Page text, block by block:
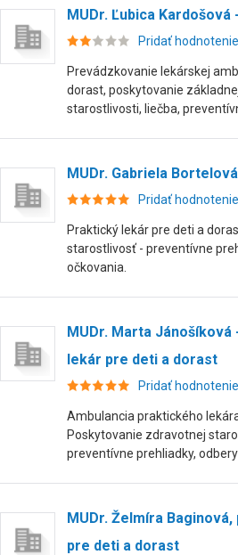
MUDr. Ľubica Kardošová
Pridať hodnotenie
Prevádzkovanie lekárskej
dorast, poskytovanie
starostlivosti, liečba,
MUDr. Gabriela
Pridať hodnotenie
Praktický lekár pre deti a
starostlivosť - preventívne
očkovania.
MUDr. Marta Jánošíková
lekár pre deti a dorast
Pridať hodnotenie
Ambulancia praktického
Poskytovanie zdravotnej
preventívne prehliadky, odbery
MUDr. Želmíra
pre deti a dorast